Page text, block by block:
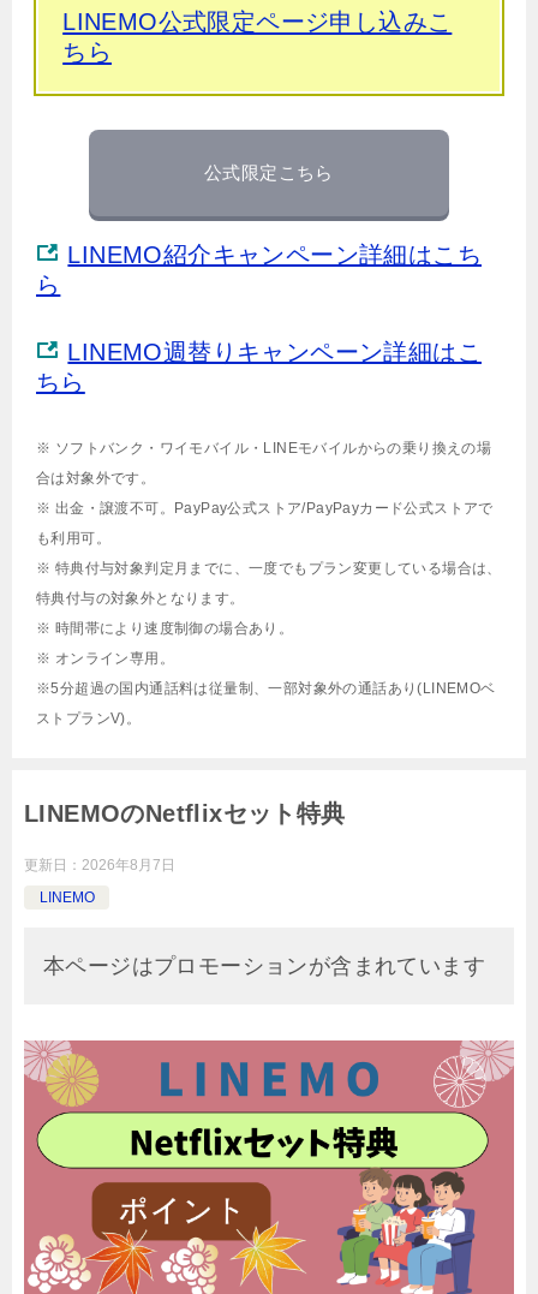
LINEMO公式限定ページ申し込みこ
ちら
公式限定こちら
LINEMO紹介キャンペーン詳細はこち
ら
LINEMO週替りキャンペーン詳細はこ
ちら
※ ソフトバンク・ワイモバイル・LINEモバイルからの乗り換えの場
合は対象外です。
※ 出金・譲渡不可。PayPay公式ストア/PayPayカード公式ストアで
も利用可。
※ 特典付与対象判定月までに、一度でもプラン変更している場合は、
特典付与の対象外となります。
※ 時間帯により速度制御の場合あり。
※ オンライン専用。
※5分超過の国内通話料は従量制、一部対象外の通話あり(LINEMOベ
ストプランV)。
LINEMOのNetflixセット特典
更新日： 2026年8月7日
LINEMO
本ページはプロモーションが含まれています